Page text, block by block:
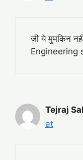
जी ये मुमकिन
Engineering
Tejraj
at